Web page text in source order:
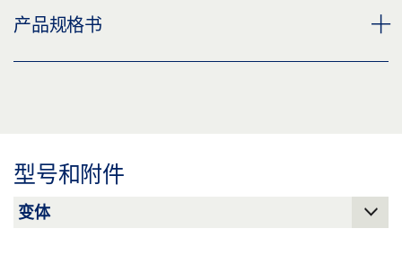
门机架 E 740
产品规格书
型号和附件